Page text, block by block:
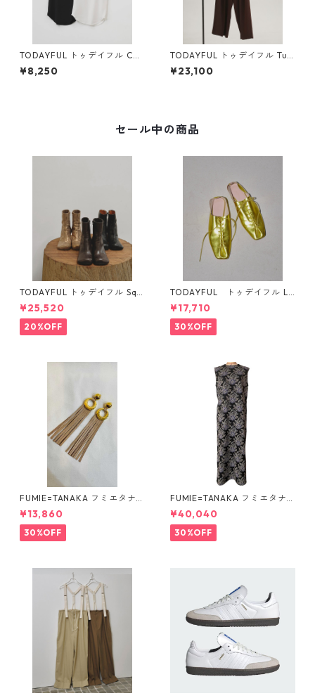
TODAYFUL トゥデイフル Cup
in Flatseam Camisole 12610
635
¥8,250
TODAYFUL トゥデイフル Tuc
k Wide Trousers (CHO) 1261
0714
¥23,100
セール中の商品
TODAYFUL トゥデイフル Squ
are Short Boots 12321008 1
2521006
¥25,520
20%OFF
TODAYFUL トゥデイフル La
ceup Leather Shoes 1232101
1
¥17,710
30%OFF
FUMIE=TANAKA フミエタナ
カ ring fringe earring F23A
-55 NU
¥13,860
30%OFF
FUMIE=TANAKA フミエタナ
カ flower JQ OP (BLK)F25S-
13
¥40,040
30%OFF